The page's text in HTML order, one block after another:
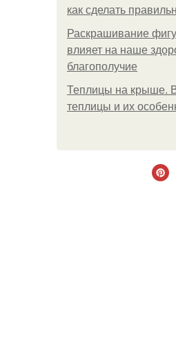
как сделать
Раскрашивание
влияет на наше
благополучие
Теплицы на крыше.
теплицы и их